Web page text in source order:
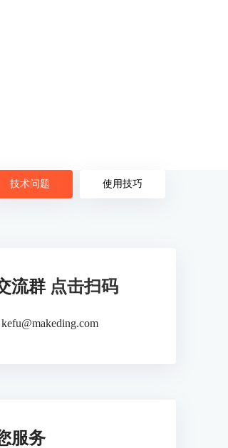
技术问题 使用技巧
流群 点击扫码
kefu@makeding.com
服务